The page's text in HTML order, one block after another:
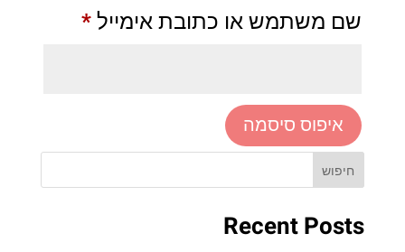
שם משתמש או כתובת אימייל*חובה
איפוס סיסמה
חיפוש
Recent Posts